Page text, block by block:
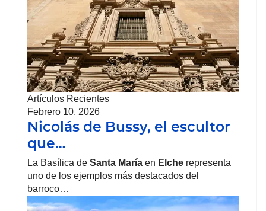
Artículos Recientes
Febrero 10, 2026
Nicolás de Bussy, el escultor
que…
La Basílica de Santa María en Elche representa
uno de los ejemplos más destacados del
barroco…